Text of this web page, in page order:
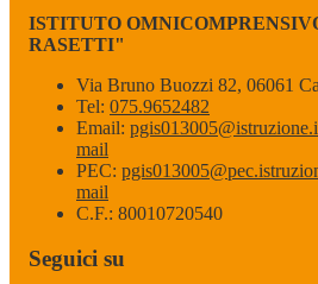
ISTITUTO
RASETTI"
Via Bruno Buozzi 82, 06061
Tel: 075.9652482
Email:
mail
PEC:
mail
C.F.: 80010720540
Seguici su